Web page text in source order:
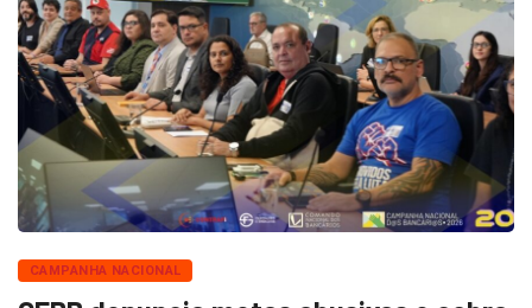
CAMPANHA NACIONAL